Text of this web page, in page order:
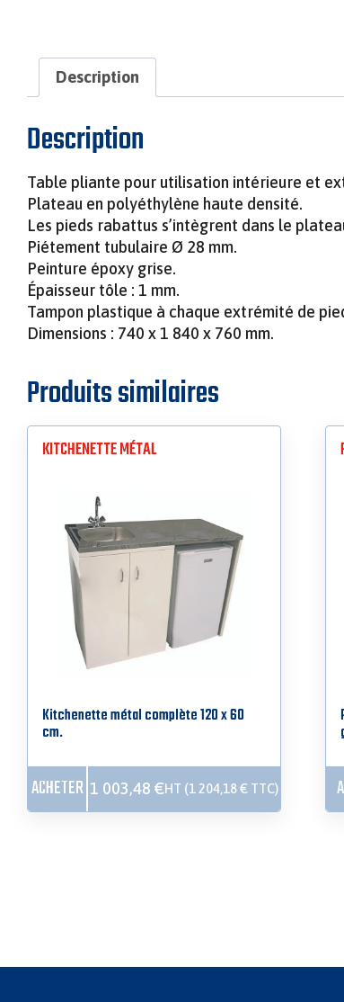
Description
Description
Table pliante pour utilisation intérieure et
Plateau en polyéthylène haute densité.
Les pieds rabattus s’intègrent dans le
Piétement tubulaire Ø 28 mm.
Peinture époxy grise.
Épaisseur tôle : 1 mm.
Tampon plastique à chaque extrémité de
Dimensions : 740 x 1 840 x 760 mm.
Produits similaires
KITCHENETTE MÉTAL
Kitchenette métal complète 120 x 60
cm.
ACHETER 1 003,48€HT (1 204,18€ TTC)